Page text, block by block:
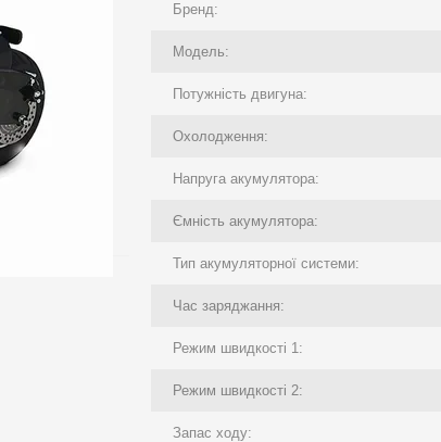
Бренд:
Модель:
Потужність двигуна:
Охолодження:
Напруга акумулятора:
Ємність акумулятора:
Тип акумуляторної системи:
Час заряджання:
Режим швидкості 1:
Режим швидкості 2:
Запас ходу: